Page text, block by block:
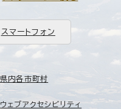
スマートフォン
県内各市町村
ウェブアクセシビリティ